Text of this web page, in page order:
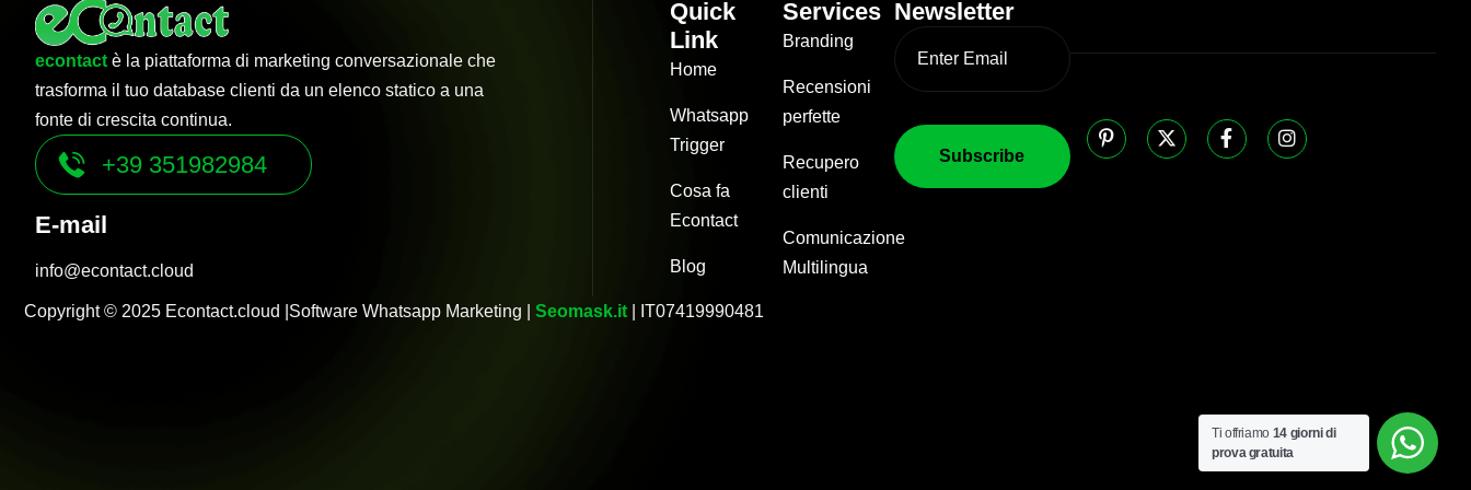
econtact è la piattaforma di marketing conversazionale che
trasforma il tuo database clienti da un elenco statico a una
fonte di crescita continua.
+39 351982984
E-mail
info@econtact.cloud
Quick
Link
Home
Whatsapp
Trigger
Cosa fa
Econtact
Blog
Services
Branding
Recensioni
perfette
Recupero
clienti
Comunicazione
Multilingua
Newsletter
Copyright © 2025 Econtact.cloud |Software Whatsapp Marketing | Seomask.it | IT07419990481
Ti offriamo 14 giorni di
prova gratuita